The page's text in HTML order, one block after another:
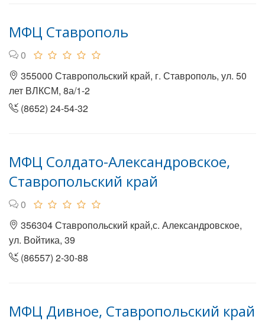
МФЦ Ставрополь
0
355000 Ставропольский край, г. Ставрополь, ул. 50
лет ВЛКСМ, 8а/1-2
(8652) 24-54-32
МФЦ Солдато-Александровское,
Ставропольский край
0
356304 Ставропольский край,с. Александровское,
ул. Войтика, 39
(86557) 2-30-88
МФЦ Дивное, Ставропольский край